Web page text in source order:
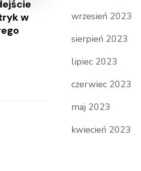
w
wrzesień 2023
sierpień 2023
lipiec 2023
czerwiec 2023
maj 2023
kwiecień 2023